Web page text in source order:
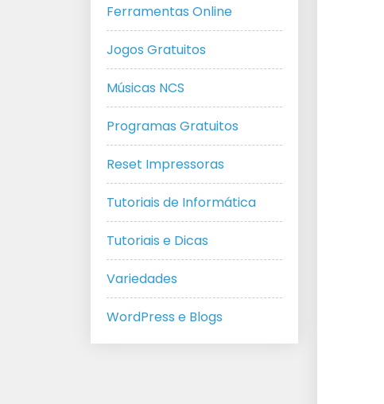
Ferramentas Online
Jogos Gratuitos
Músicas NCS
Programas Gratuitos
Reset Impressoras
Tutoriais de Informática
Tutoriais e Dicas
Variedades
WordPress e Blogs